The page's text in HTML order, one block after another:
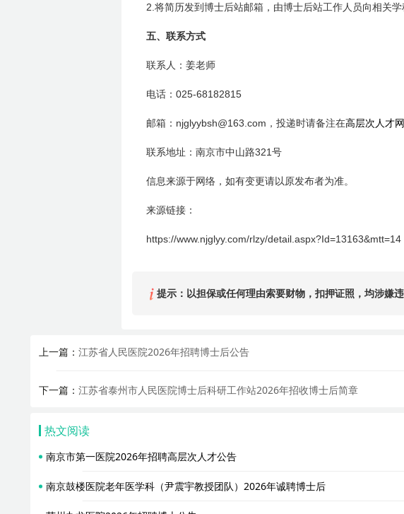
2. 将简历发到博士后站邮箱，由博士后站工作人员向相关学
五、联系方式
联系人： 姜老师
电话： 025-68182815
邮箱： njglyybsh@163.com，投递时请备注在高层次人才网
联系地址：南京市中山路321 号
信息来源于网络，如有变更请以原发布者为准。
来源链接：
https://www.njglyy.com/rlzy/detail.aspx?Id=13163&mtt=14
提示：以担保或任何理由索要财物，扣押证照，均涉嫌
上一篇：江苏省人民医院2026年招聘博士后公告
下一篇：江苏省泰州市人民医院博士后科研工作站2026年招收博士后简章
热文阅读
南京市第一医院2026年招聘高层次人才公告
南京鼓楼医院老年医学科（尹震宇教授团队）2026年诚聘博士后